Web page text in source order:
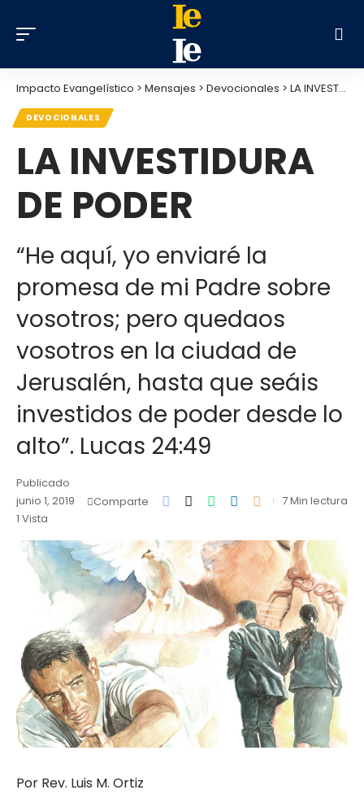
Impacto Evangelístico > Mensajes > Devocionales > LA INVESTIDURA DE PODER
DEVOCIONALES
LA INVESTIDURA
DE PODER
“He aquí, yo enviaré la
promesa de mi Padre sobre
vosotros; pero quedaos
vosotros en la ciudad de
Jerusalén, hasta que seáis
investidos de poder desde lo
alto”. Lucas 24:49
Publicado
junio 1, 2019
1 Vista
Comparte 7 Min lectura
Por Rev. Luis M. Ortiz